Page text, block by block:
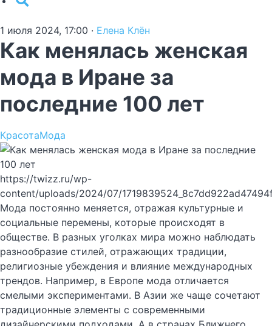
1 июля 2024, 17:00 · Елена Клён
Как менялась женская
мода в Иране за
последние 100 лет
КрасотаМода
https://twizz.ru/wp-
content/uploads/2024/07/
Мода постоянно меняется, отражая культурные и
социальные перемены, которые происходят в
обществе. В разных уголках мира можно наблюдать
разнообразие стилей, отражающих традиции,
религиозные убеждения и влияние международных
трендов. Например, в Европе мода отличается
смелыми экспериментами. В Азии же чаще сочетают
традиционные элементы с современными